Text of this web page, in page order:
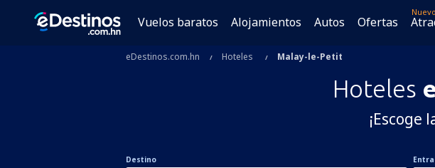
Vuelos baratos Alojamientos Autos Ofertas
Nuevo
eDestinos.com.hn Hoteles Malay-le-Petit
Hoteles
Destino